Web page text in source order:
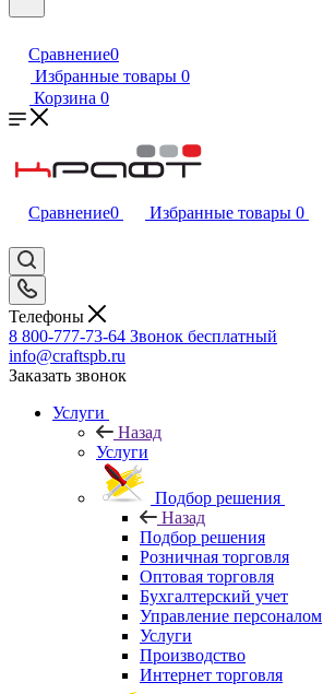
Сравнение0
Избранные товары 0
Корзина 0
Сравнение0 Избранные товары 0
Телефоны
8 800-777-73-64 Звонок бесплатный
info@craftspb.ru
Заказать звонок
Услуги
Назад
Услуги
Подбор решения
Назад
Подбор решения
Розничная торговля
Оптовая торговля
Бухгалтерский учет
Управление персоналом
Услуги
Производство
Интернет торговля